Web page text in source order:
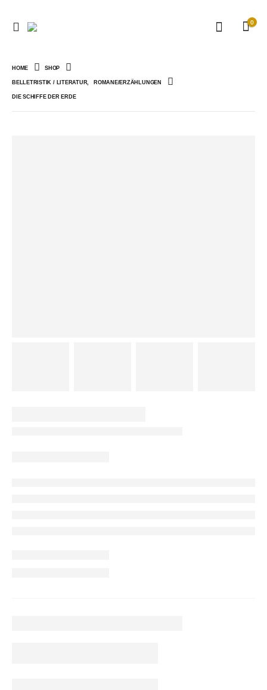
0
HOME SHOP
BELLETRISTIK / LITERATUR, ROMANE/ERZÄHLUNGEN
DIE SCHIFFE DER ERDE